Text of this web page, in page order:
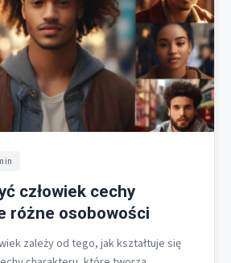
człowiek cechy
różne osobowości
zależy od tego, jak kształtuje się